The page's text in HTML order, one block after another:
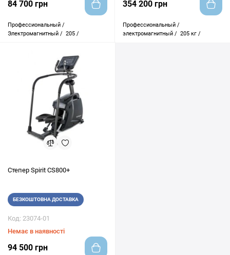
84 700 грн
Профессиональный /
Электромагнитный / 205 /
354 200 грн
Профессиональный /
электромагнитный / 205 кг /
Степер Spirit CS800+
БЕЗКОШТОВНА ДОСТАВКА
Код: 23074-01
Немає в наявності
94 500 грн